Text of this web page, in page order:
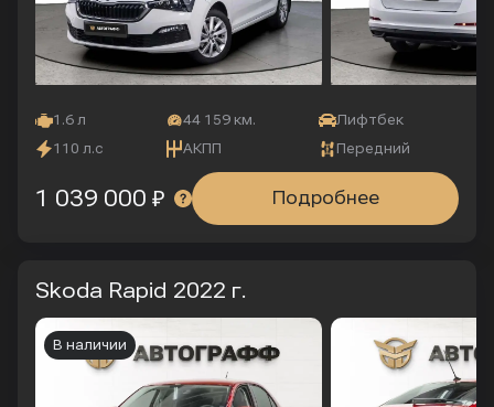
1.6 л 44 159 км.
Лифтбек
110 л.с
АКПП Передний
Подробнее
1 039 000 ₽
Skoda Rapid 2022 г.
В наличии